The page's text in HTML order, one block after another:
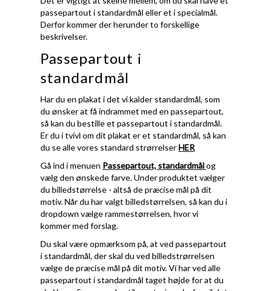
passepartout i standardmål eller et i specialmål.
Derfor kommer der herunder to forskellige
beskrivelser.
Passepartout i
standardmål
Har du en plakat i det vi kalder standardmål, som
du ønsker at få indrammet med en passepartout,
så kan du bestille et passepartout i standardmål.
Er du i tvivl om dit plakat er et standardmål, så kan
du se alle vores standard strørrelserHER
Gå ind i menuen Passepartout, standardmålog
vælg den ønskede farve. Under produktet vælger
du billedstørrelse - altså de præcise mål på dit
motiv. Når du har valgt billedstørrelsen, så kan du i
dropdown vælge rammestørrelsen, hvor vi
kommer med forslag.
Du skal være opmærksom på, at ved passepartout
i standardmål, der skal du ved billedstrørrelsen
vælge de præcise mål på dit motiv. Vi har ved alle
passepartout i standardmål taget højde for at du